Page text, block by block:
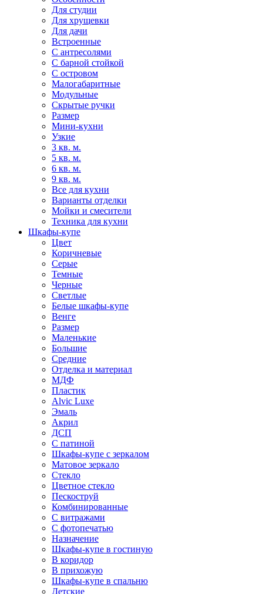
Для студии
Для хрущевки
Для дачи
Встроенные
С антресолями
С барной стойкой
С островом
Малогабаритные
Модульные
Скрытые ручки
Размер
Мини-кухни
Узкие
3 кв. м.
5 кв. м.
6 кв. м.
9 кв. м.
Все для кухни
Варианты отделки
Мойки и смесители
Техника для кухни
Шкафы-купе
Цвет
Коричневые
Серые
Темные
Черные
Светлые
Белые шкафы-купе
Венге
Размер
Маленькие
Большие
Средние
Отделка и материал
МДФ
Пластик
Alvic Luxe
Эмаль
Акрил
ДСП
С патиной
Шкафы-купе с зеркалом
Матовое зеркало
Стекло
Цветное стекло
Пескоструй
Комбинированные
С витражами
С фотопечатью
Назначение
Шкафы-купе в гостиную
В коридор
В прихожую
Шкафы-купе в спальню
Детские